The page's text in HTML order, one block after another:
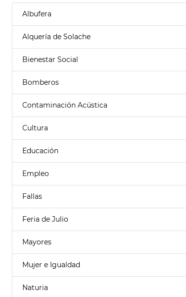
Albufera
Alquería de Solache
Bienestar Social
Bomberos
Contaminación Acústica
Cultura
Educación
Empleo
Fallas
Feria de Julio
Mayores
Mujer e Igualdad
Naturia